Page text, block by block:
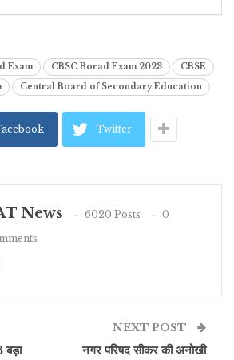
Exam CBSC Borad Exam 2023
CBSE
Central Board of Secondary Education
Twitter
News 6020 Posts
0
NEXT POST
नगर परिषद सीकर की अनोखी